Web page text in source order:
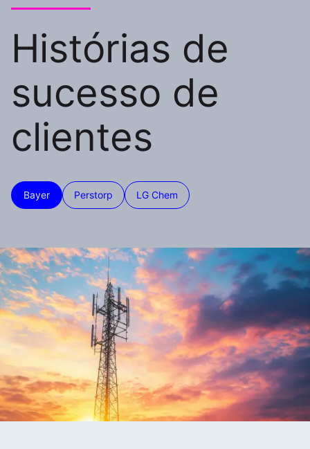
Histórias de
sucesso de
clientes
Bayer Perstorp LG Chem